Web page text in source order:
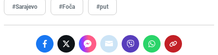
#Sarajevo #Foča #put